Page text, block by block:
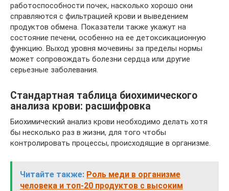
работоспособности почек, насколько хорошо они
справляются с фильтрацией крови и выведением
продуктов обмена. Показатели также укажут на
состояние печени, особенно на ее детоксикационную
функцию. Выход уровня мочевины за пределы нормы
может сопровождать болезни сердца или другие
серьезные заболевания.
Стандартная таблица биохимического
анализа крови: расшифровка
Биохимический анализ крови необходимо делать хотя
бы несколько раз в жизни, для того чтобы
контролировать процессы, происходящие в организме.
Читайте также: Роль меди в организме
человека и топ-20 продуктов с высоким